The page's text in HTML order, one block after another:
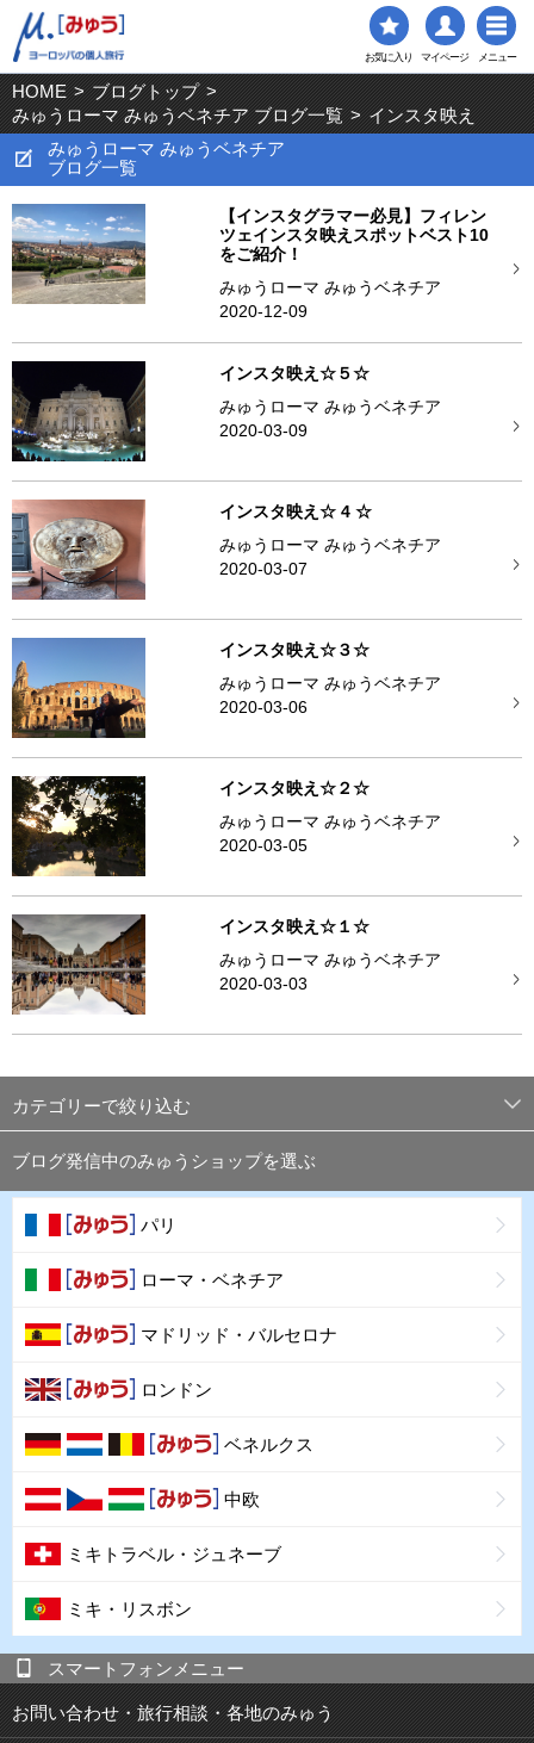
お気に入り マイページ メニュー
HOME > ブログトップ >
みゅうローマ みゅうベネチア ブログ一覧 > インスタ映え
みゅうローマ みゅうベネチア
ブログ一覧
【インスタグラマー必見】フィレン
ツェインスタ映えスポットベスト10
をご紹介！
みゅうローマ みゅうベネチア
2020-12-09
インスタ映え☆５☆
みゅうローマ みゅうベネチア
2020-03-09
インスタ映え☆ 4 ☆
みゅうローマ みゅうベネチア
2020-03-07
インスタ映え☆３☆
みゅうローマ みゅうベネチア
2020-03-06
インスタ映え☆２☆
みゅうローマ みゅうベネチア
2020-03-05
インスタ映え☆１☆
みゅうローマ みゅうベネチア
2020-03-03
カテゴリーで絞り込む
ブログ発信中のみゅうショップを選ぶ
パリ
ローマ・ベネチア
マドリッド・バルセロナ
ロンドン
ベネルクス
中欧
ミキトラベル・ジュネーブ
ミキ・リスボン
スマートフォンメニュー
お問い合わせ・旅行相談・各地のみゅう